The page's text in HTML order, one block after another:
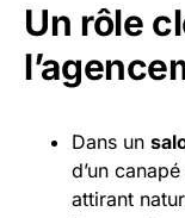
Un rôle
Dans un
d’un
attirant